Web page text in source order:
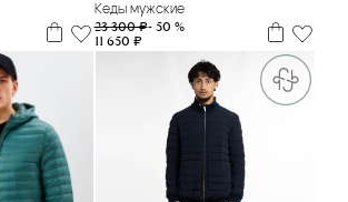
Кеды мужские
23 300 ₽- 50 %
11 650 ₽